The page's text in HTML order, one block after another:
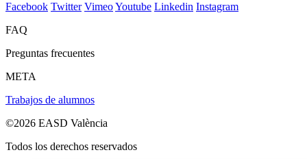
Facebook Twitter VimeoYoutube Linkedin Instagram
FAQ
Preguntas frecuentes
META
Trabajos de alumnos
©2026 EASD València
Todos los derechos reservados